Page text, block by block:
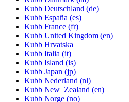
Kubb Deutschland (de)
Kubb España (es)
Kubb France (fr)
Kubb United Kingdom (en)
Kubb Hrvatska
Kubb Italia (it)
Kubb Island (is)
Kubb Japan (jp)
Kubb Nederland (nl)
Kubb New_Zealand (en)
Kubb Norge (no)